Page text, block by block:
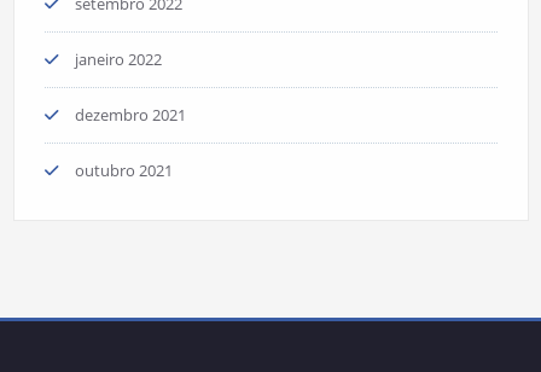
janeiro 2022
dezembro 2021
outubro 2021